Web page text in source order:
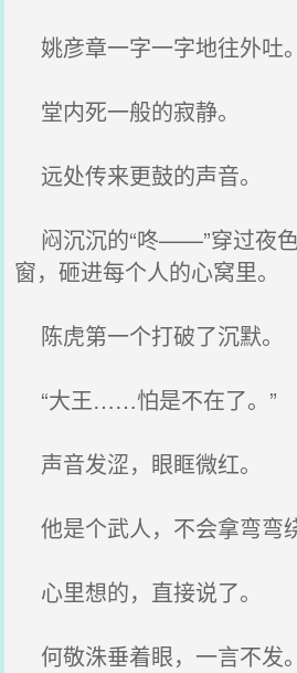
姚彦章一字一字地往外吐。
堂内死一般的寂静。
远处传来更鼓的声音。
闷沉沉的“咚——”穿过夜
窗，砸进每个人的心窝里。
陈虎第一个打破了沉默。
“大王……怕是不在了。”
声音发涩，眼眶微红。
他是个武人，不会拿弯弯
心里想的，直接说了。
何敬洙垂着眼，一言不发。